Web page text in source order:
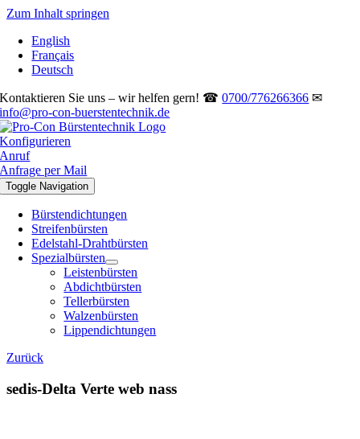
Zum Inhalt springen
English
Français
Deutsch
Kontaktieren Sie uns – wir helfen gern! ☎0700/776266366 ✉
info@pro-con-buerstentechnik.de
Konfigurieren
Anruf
Anfrage per Mail
Toggle Navigation
Bürstendichtungen
Streifenbürsten
Edelstahl-Drahtbürsten
Spezialbürsten
Leistenbürsten
Abdichtbürsten
Tellerbürsten
Walzenbürsten
Lippendichtungen
Zurück
sedis-Delta Verte web nass